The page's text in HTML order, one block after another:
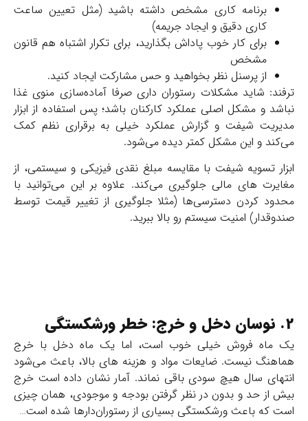
برنامه کاری مشخص داشته باشید (مثل تعیین ساعت
کاری دقیق و ایجاد جریمه)
برای کار خوب پاداش بگذارید، برای تکرار اشتباه هم قانون
مشخص
از پرسنل نظر بخواهید و حس مشارکت ایجاد کنید.
ترفند: شاید مشکلات رستوران‌ داری صرفا آماده‌سازی منوی غذا
نباشد و مشکل اصلی عملکرد کارکنان باشد؛ پس استفاده از ابزار
مدیریت شیفت و گزارش عملکرد خیلی به برقراری نظم کمک
می‌کند و این مشکل کمتر دیده می‌شود.
ابزار تسویه شیفت با مقایسه مبلغ نقدی فیزیکی و سیستمی، از
مغایرت های مالی جلوگیری می‌کند. علاوه بر این می‌توانید با
محدود کردن دسترسی‌ها (مثلا جلوگیری از تغییر قیمت توسط
صندوقدار) امنیت سیستم رو بالا ببرید.
2. نوسان دخل و خرج: خطر ورشکستگی
یک ماه فروش خیلی خوب است، اما یک ماه دخل با خرج
هماهنگ نیست. ضایعات مواد و هزینه های بالا، باعث می‌شود
انتهای سال هیچ سودی باقی نماند. آمار نشان داده است خرج
بیش از حد و بدون در نظر گرفتن بودجه و موجودی، همان چیزی
است که باعث ورشکستگی بسیاری از رستوران‌دار‌ها شده است…